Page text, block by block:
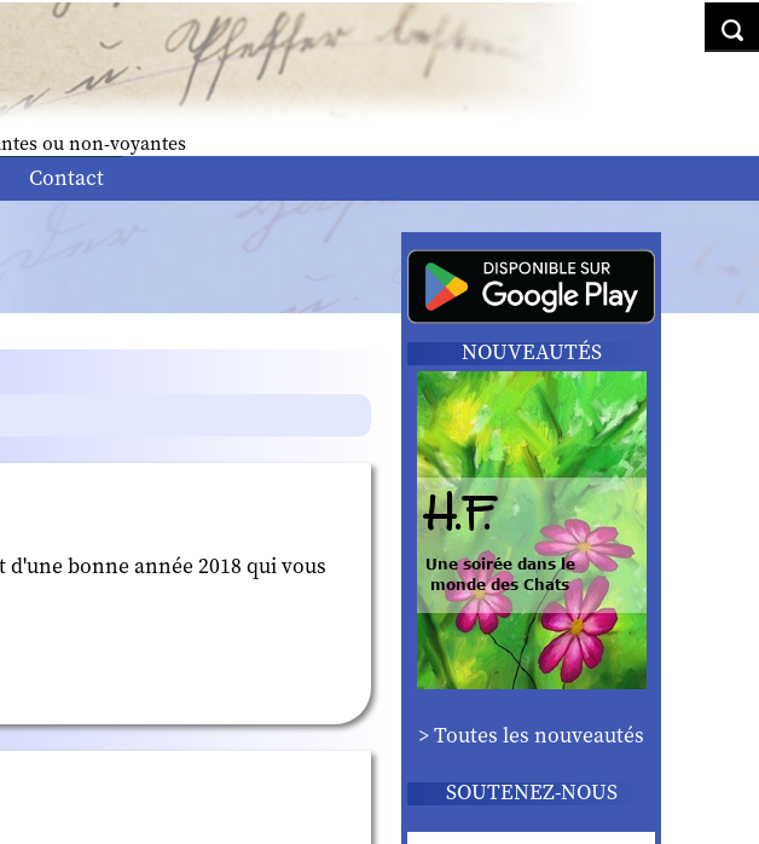
ou non-voyantes
Contact
bonne année 2018 qui vous
NOUVEAUTÉS
> Toutes les nouveautés
SOUTENEZ-NOUS